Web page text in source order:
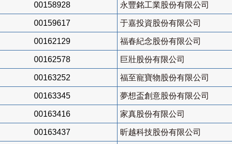
00158928 永豐銘工業股份有限公司
00159617 于嘉投資股份有限公司
00162129 福春紀念股份有限公司
00162578 巨壯股份有限公司
00163252 福至寵寶物股份有限公司
00163345 夢想盃創意股份有限公司
00163416 家真股份有限公司
00163437 昕越科技股份有限公司